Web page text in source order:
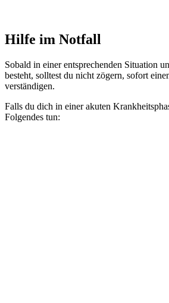
Hilfe im Notfall
Sobald in einer entsprechenden Situation
besteht, solltest du nicht zögern, sofort
verständigen.
Falls du dich in einer akuten
Folgendes tun: